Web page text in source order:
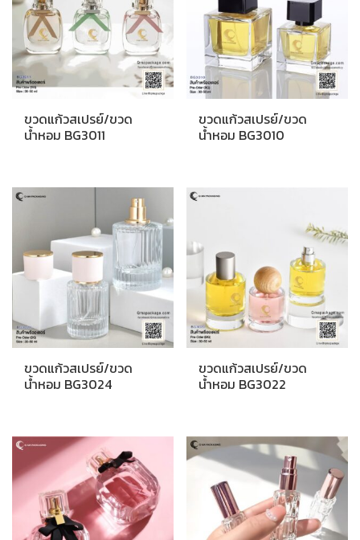
ขวดแก้วสเปรย์/ขวด
น้ำหอม BG3011
ขวดแก้วสเปรย์/ขวด
น้ำหอม BG3010
ขวดแก้วสเปรย์/ขวด
น้ำหอม BG3024
ขวดแก้วสเปรย์/ขวด
น้ำหอม BG3022